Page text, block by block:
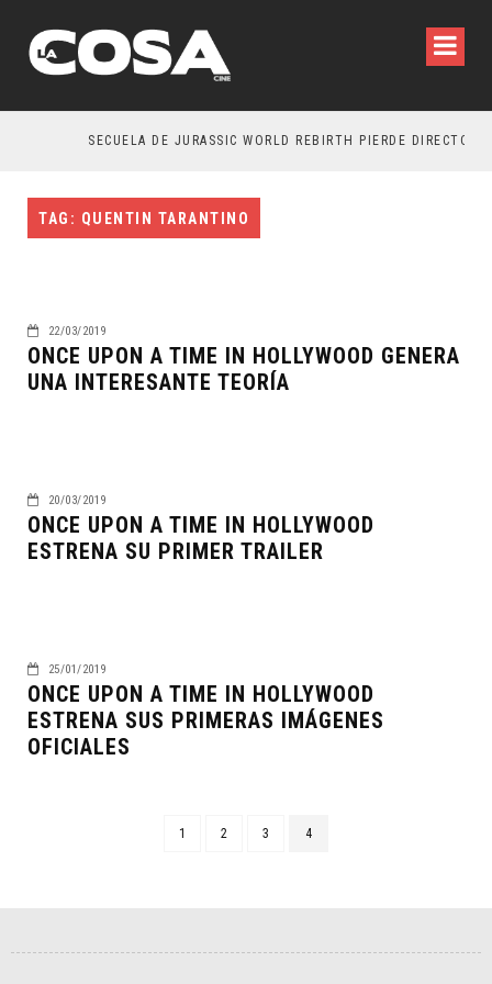
SECUELA DE JURASSIC WORLD REBIRTH PIERDE DIRECTOR
TAG: QUENTIN TARANTINO
22/03/2019
ONCE UPON A TIME IN HOLLYWOOD GENERA
UNA INTERESANTE TEORÍA
20/03/2019
ONCE UPON A TIME IN HOLLYWOOD
ESTRENA SU PRIMER TRAILER
25/01/2019
ONCE UPON A TIME IN HOLLYWOOD
ESTRENA SUS PRIMERAS IMÁGENES
OFICIALES
1 2 3 4